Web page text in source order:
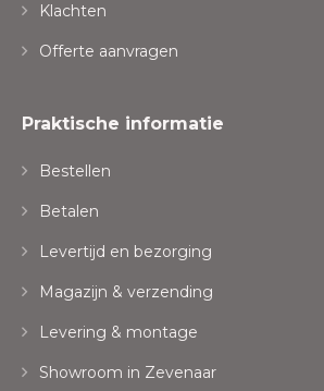
Klachten
Offerte aanvragen
Praktische informatie
Bestellen
Betalen
Levertijd en bezorging
Magazijn & verzending
Levering & montage
Showroom in Zevenaar